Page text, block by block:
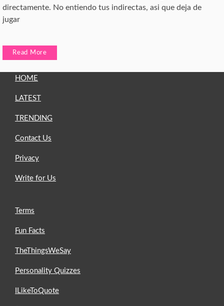
directamente. No entiendo tus indirectas, asi que deja de
jugar
Read More
HOME
LATEST
TRENDING
Contact Us
Privacy
Write for Us
Terms
Fun Facts
TheThingsWeSay
Personality Quizzes
ILikeToQuote